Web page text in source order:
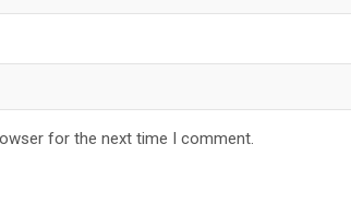
for the next time I comment.